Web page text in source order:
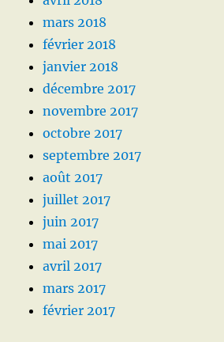
mars 2018
février 2018
janvier 2018
décembre 2017
novembre 2017
octobre 2017
septembre 2017
août 2017
juillet 2017
juin 2017
mai 2017
avril 2017
mars 2017
février 2017